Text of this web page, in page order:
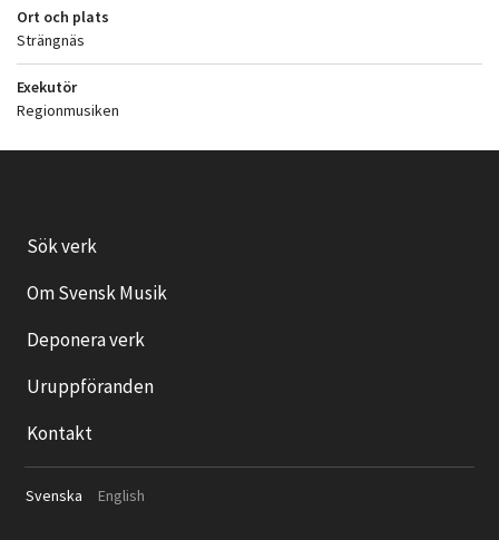
Ort och plats
Strängnäs
Exekutör
Regionmusiken
Sök verk
Om Svensk Musik
Deponera verk
Uruppföranden
Kontakt
Svenska English